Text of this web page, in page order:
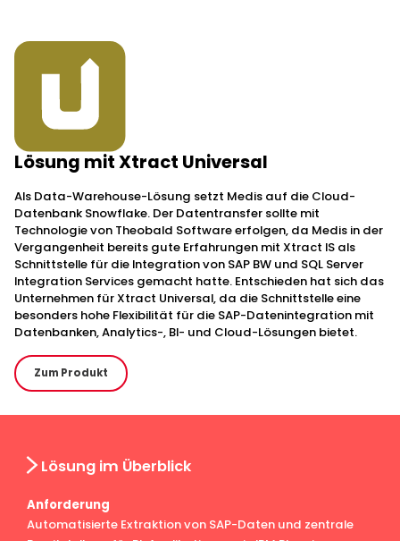
Lösung mit Xtract Universal
Als Data-Warehouse-Lösung setzt Medis auf die Cloud-
Datenbank Snowflake. Der Datentransfer sollte mit
Technologie von Theobald Software erfolgen, da Medis in der
Vergangenheit bereits gute Erfahrungen mit Xtract IS als
Schnittstelle für die Integration von SAP BW und SQL Server
Integration Services gemacht hatte. Entschieden hat sich das
Unternehmen für Xtract Universal, da die Schnittstelle eine
besonders hohe Flexibilität für die SAP-Datenintegration mit
Datenbanken, Analytics-, BI- und Cloud-Lösungen bietet.
Zum Produkt
Lösung im Überblick
Anforderung
Automatisierte Extraktion von SAP-Daten und zentrale